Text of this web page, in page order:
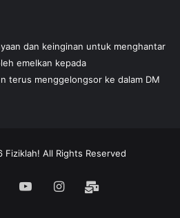
dan keinginan untuk menghantar
emelkan kepada
terus menggelongsor ke dalam DM
All Rights Reserved
YouTubeInstagram
E-